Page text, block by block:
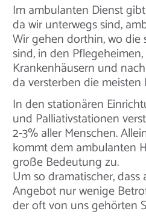
Im ambulanten Dienst
da wir unterwegs sind,
Wir gehen dorthin, wo
sind, in den
Krankenhäusern und
da versterben die meisten
In den stationären
und Palliativstationen
2-3% aller Menschen.
kommt dem ambulanten
große Bedeutung zu.
Um so dramatischer,
Angebot nur wenige
der oft von uns gehörten